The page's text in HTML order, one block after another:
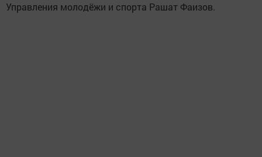
Управления молодёжи и спорта Рашат Фаизов.